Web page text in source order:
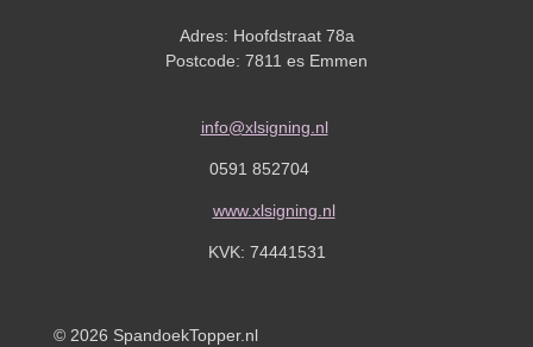
Adres: Hoofdstraat 78a
Postcode: 7811 es Emmen
info@xlsigning.nl
0591 852704
www.xlsigning.nl
KVK: 74441531
© 2026 SpandoekTopper.nl